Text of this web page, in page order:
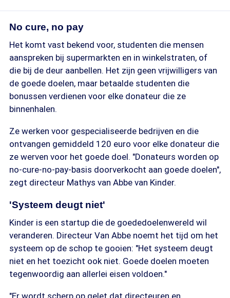
No cure, no pay
Het komt vast bekend voor, studenten die mensen
aanspreken bij supermarkten en in winkelstraten, of
die bij de deur aanbellen. Het zijn geen vrijwilligers van
de goede doelen, maar betaalde studenten die
bonussen verdienen voor elke donateur die ze
binnenhalen.
Ze werken voor gespecialiseerde bedrijven en die
ontvangen gemiddeld 120 euro voor elke donateur die
ze werven voor het goede doel. "Donateurs worden op
no-cure-no-pay-basis doorverkocht aan goede doelen",
zegt directeur Mathys van Abbe van Kinder.
'Systeem deugt niet'
Kinder is een startup die de goededoelenwereld wil
veranderen. Directeur Van Abbe noemt het tijd om het
systeem op de schop te gooien: "Het systeem deugt
niet en het toezicht ook niet. Goede doelen moeten
tegenwoordig aan allerlei eisen voldoen."
"Er wordt scherp op gelet dat directeuren en